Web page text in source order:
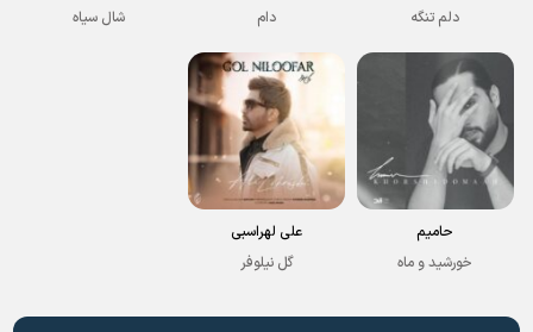
دلم تنگه
دام
شال سیاه
حامیم
خورشید و ماه
علی لهراسبی
گل نیلوفر